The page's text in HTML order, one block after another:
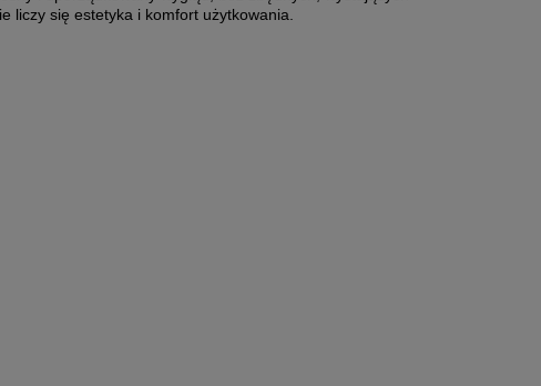
liczy się estetyka i komfort użytkowania.